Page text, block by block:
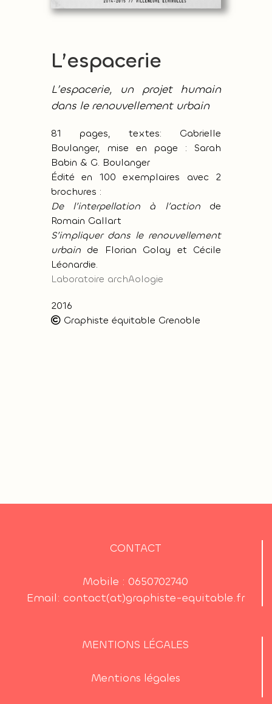
L’espacerie
L’espacerie, un projet humain
dans le renouvellement urbain
81 pages, textes: Gabrielle
Boulanger, mise en page : Sarah
Babin & G. Boulanger
Édité en 100 exemplaires avec 2
brochures :
De l’interpellation à l’actionde
Romain Gallart
S’impliquer dans le renouvellement
urbainde Florian Golay et Cécile
Léonardie.
Laboratoire archAologie
2016
Graphiste équitable Grenoble
CONTACT
Mobile : 0650702740
Email: contact(at)graphiste-equitable.fr
MENTIONS LÉGALES
Mentions légales